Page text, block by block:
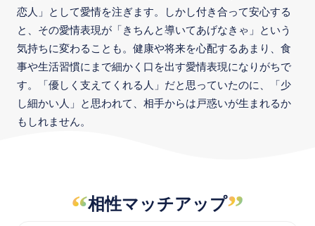
恋人」として愛情を注ぎます。しかし付き合って安心する
と、その愛情表現が「きちんと導いてあげなきゃ」という
気持ちに変わることも。健康や将来を心配するあまり、食
事や生活習慣にまで細かく口を出す愛情表現になりがちで
す。「優しく支えてくれる人」だと思っていたのに、「少
し細かい人」と思われて、相手からは戸惑いが生まれるか
もしれません。
“相性マッチアップ”